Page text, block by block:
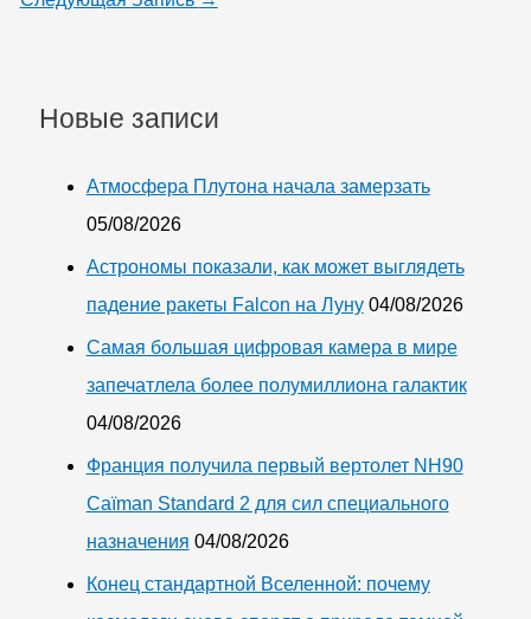
Новые записи
Атмосфера Плутона начала замерзать
05/08/2026
Астрономы показали, как может выглядеть
падение ракеты Falcon на Луну 04/08/2026
Самая большая цифровая камера в мире
запечатлела более полумиллиона галактик
04/08/2026
Франция получила первый вертолет NH90
Caïman Standard 2 для сил специального
назначения 04/08/2026
Конец стандартной Вселенной: почему